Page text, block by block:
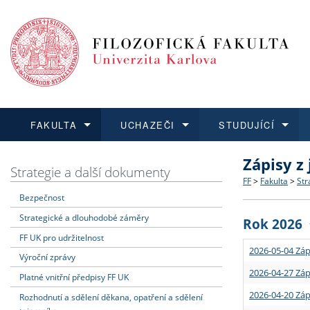
FAKULTA
Dozvědět se více
Struktura
Strategie
Podpora
UCHAZEČI
Podat přihlášku
Co
Učitelské
STUDUJÍCÍ
Dozvědět se více
Rigorózní
Dozvědět se více
O vědě a
Granty a
Dozvědět se více
Aktuální
Strategie a další dokumenty
Bezpečnost
Strategické a dlouhodobé záměry
FF UK pro udržitelnost
Výroční zprávy
Platné vnitřní předpisy FF UK
Rozhodnutí a sdělení děkana, opatření a sdělení
Zápisy
FF > Fakulta >
Rok 2026
2026-05-04
2026-04-27
2026-04-20